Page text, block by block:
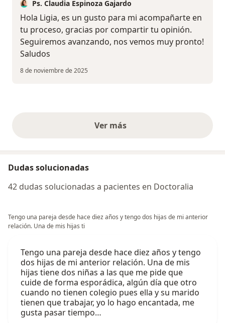
Ps. Claudia Espinoza Gajardo
Hola Ligia, es un gusto para mi acompañarte en
tu proceso, gracias por compartir tu opinión.
Seguiremos avanzando, nos vemos muy pronto!
Saludos
8 de noviembre de 2025
Ver másopiniones anteriores
Dudas solucionadas
42 dudas solucionadas a pacientes en Doctoralia
Tengo una pareja desde hace diez años y tengo dos hijas de mi anterior
relación. Una de mis hijas ti
Tengo una pareja desde hace diez años y tengo
dos hijas de mi anterior relación. Una de mis
hijas tiene dos niñas a las que me pide que
cuide de forma esporádica, algún día que otro
cuando no tienen colegio pues ella y su marido
tienen que trabajar, yo lo hago encantada, me
gusta pasar tiempo…